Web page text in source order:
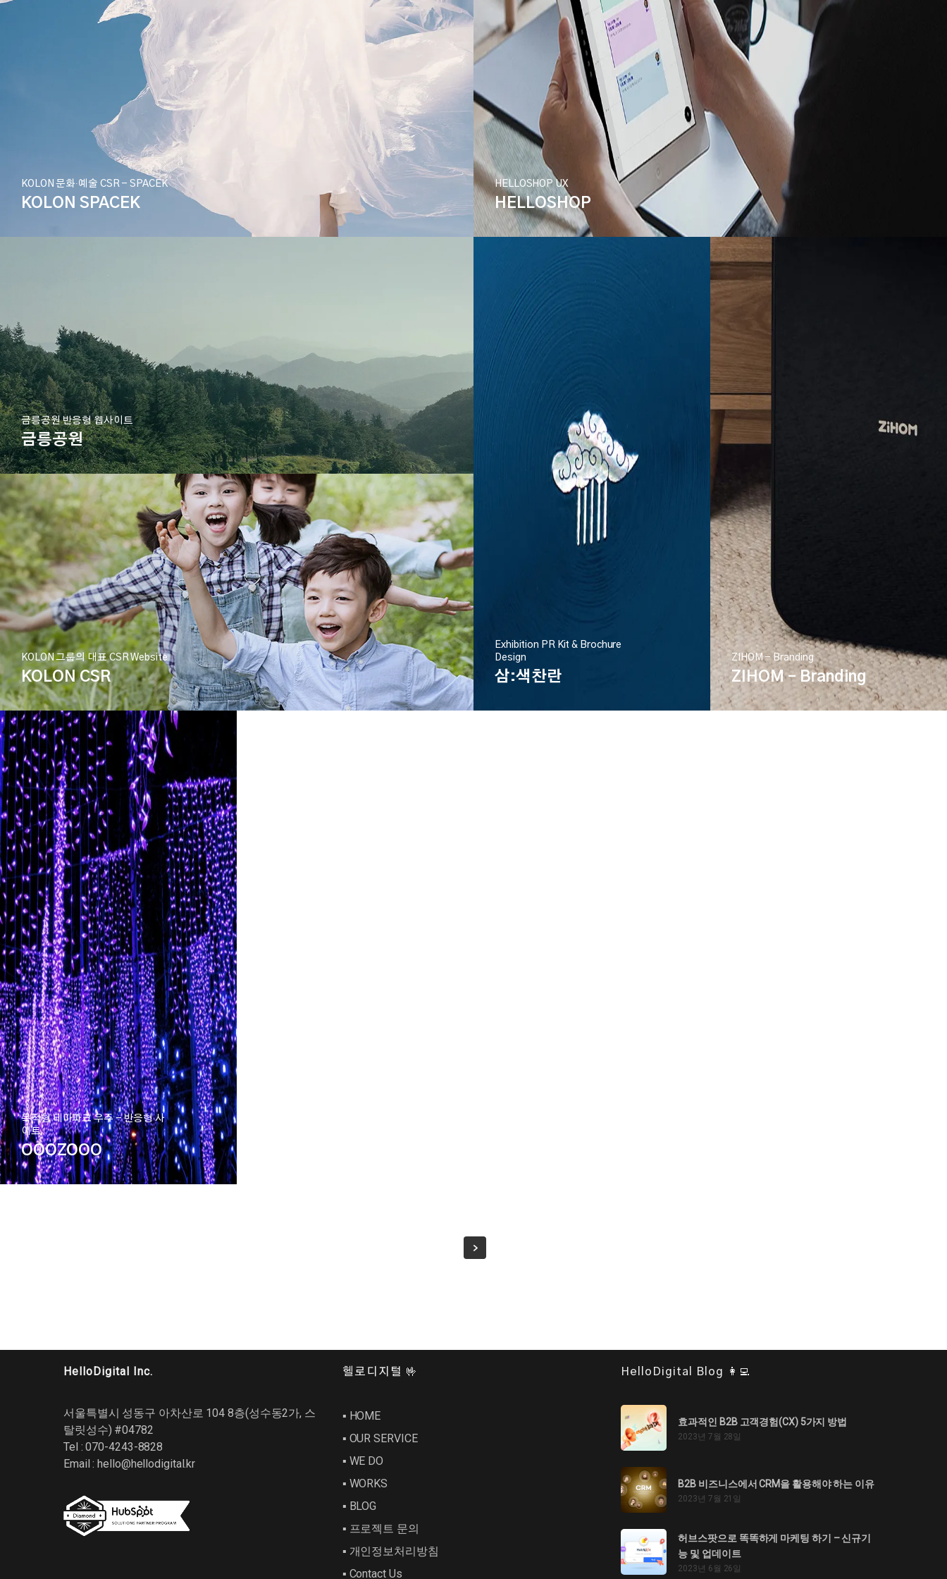
HELLOSHOP UX
HELLOSHOP
KOLON 문화∙예술 CSR - SPACEK
KOLON SPACEK
금릉공원 반응형 웹사이트
금릉공원
Exhibition PR Kit & Brochure
Design
삼:색찬란
ZIHOM - Branding
ZIHOM – Branding
KOLON 그룹의 대표 CSR Website
KOLON CSR
목적형 테마파크 우주 - 반응형 사
이트
OOOZOOO
HelloDigital Inc.
서울특별시 성동구 아차산로 104 8층(성수동2가, 스
탈릿성수) #04782
Tel : 070-4243-8828
Email :hello@hellodigital.kr
헬로디지털 🤟
▪︎ HOME
▪︎ OUR SERVICE
▪︎ WE DO
▪︎ WORKS
▪︎ BLOG
▪︎ 프로젝트 문의
▪︎ 개인정보처리방침
▪︎ Contact Us
HelloDigital Blog 👩‍💻
효과적인 B2B 고객경험(CX) 5가지 방법
2023년 7월 28일
B2B 비즈니스에서 CRM을 활용해야 하는 이유
2023년 7월 21일
허브스팟으로 똑똑하게 마케팅 하기 – 신규기
능 및 업데이트
2023년 6월 26일